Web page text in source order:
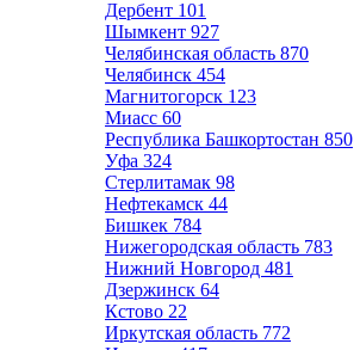
Дербент 101
Шымкент 927
Челябинская область 870
Челябинск 454
Магнитогорск 123
Миасс 60
Республика Башкортостан 850
Уфа 324
Стерлитамак 98
Нефтекамск 44
Бишкек 784
Нижегородская область 783
Нижний Новгород 481
Дзержинск 64
Кстово 22
Иркутская область 772